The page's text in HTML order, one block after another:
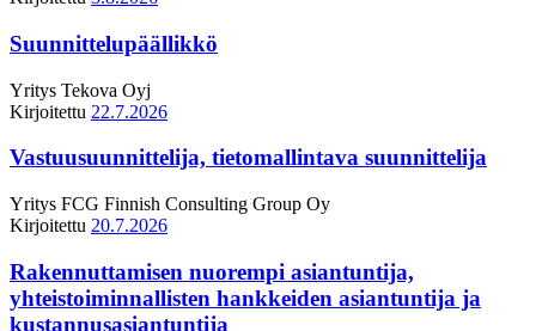
Suunnittelupäällikkö
Yritys Tekova Oyj
Kirjoitettu 22.7.2026
Vastuusuunnittelija, tietomallintava suunnittelija
Yritys FCG Finnish Consulting Group Oy
Kirjoitettu 20.7.2026
Rakennuttamisen nuorempi asiantuntija,
yhteistoiminnallisten hankkeiden asiantuntija ja
kustannusasiantuntija